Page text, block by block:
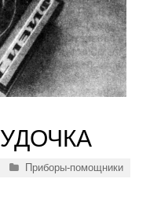
Рубрики
Приборы-помощники